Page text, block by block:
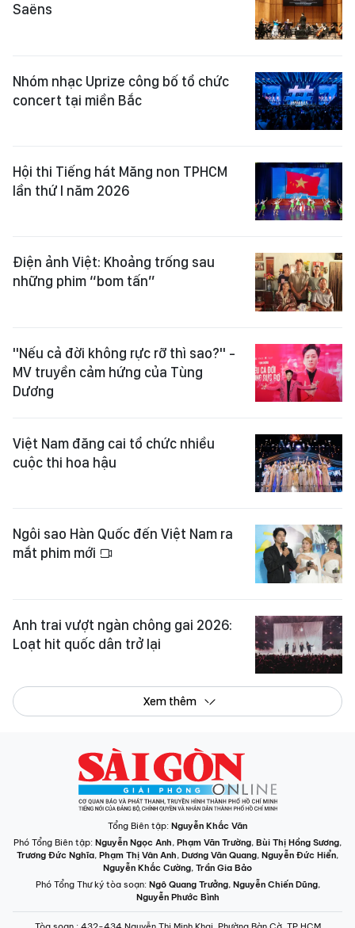
Saëns
Nhóm nhạc Uprize công bố tổ chức
concert tại miền Bắc
Hội thi Tiếng hát Măng non TPHCM
lần thứ I năm 2026
Điện ảnh Việt: Khoảng trống sau
những phim “bom tấn”
"Nếu cả đời không rực rỡ thì sao?" -
MV truyền cảm hứng của Tùng
Dương
Việt Nam đăng cai tổ chức nhiều
cuộc thi hoa hậu
Ngôi sao Hàn Quốc đến Việt Nam ra
mắt phim mới
Anh trai vượt ngàn chông gai 2026:
Loạt hit quốc dân trở lại
Xem thêm
Tổng Biên tập: Nguyễn Khắc Văn
Phó Tổng Biên tập: Nguyễn Ngọc Anh, Phạm Văn Trường, Bùi Thị Hồng Sương,
Trương Đức Nghĩa, Phạm Thị Vân Anh, Dương Văn Quang, Nguyễn Đức Hiển,
Nguyễn Khắc Cường, Trần Gia Bảo
Phó Tổng Thư ký tòa soạn: Ngô Quang Trưởng, Nguyễn Chiến Dũng,
Nguyễn Phước Bình